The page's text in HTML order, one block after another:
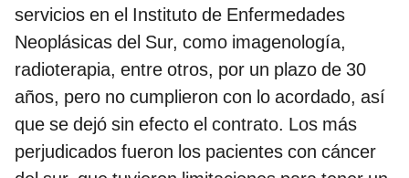
servicios en el Instituto de Enfermedades
Neoplásicas del Sur, como imagenología,
radioterapia, entre otros, por un plazo de 30
años, pero no cumplieron con lo acordado, así
que se dejó sin efecto el contrato. Los más
perjudicados fueron los pacientes con cáncer